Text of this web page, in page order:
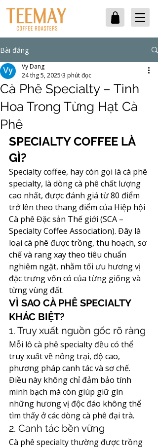
Bài đăng
Cà Phê Specialty – Tinh
Hoa Trong Từng Hạt Cà
Phê
Vy Dang
24 thg 5, 2025 3 phút đọc
SPECIALTY COFFEE LÀ
GÌ?
Specialty coffee, hay còn gọi là cà phê
specialty, là dòng cà phê chất lượng
cao nhất, được đánh giá từ 80 điểm
trở lên theo thang điểm của Hiệp hội
Cà phê Đặc sản Thế giới (SCA –
Specialty Coffee Association). Đây là
loại cà phê được trồng, thu hoạch, sơ
chế và rang xay theo tiêu chuẩn
nghiêm ngặt, nhằm tối ưu hương vị
đặc trưng vốn có của từng giống và
từng vùng đất.
VÌ SAO CÀ PHÊ SPECIALTY
KHÁC BIỆT?
1. Truy xuất nguồn gốc rõ ràng
Mỗi lô cà phê specialty đều có thể
truy xuất về nông trại, độ cao,
phương pháp canh tác và sơ chế.
Điều này không chỉ đảm bảo tính
minh bạch mà còn giúp giữ gìn
những hương vị độc đáo không thể
tìm thấy ở các dòng cà phê đại trà.
2. Canh tác bền vững
Cà phê specialty thường được trồng